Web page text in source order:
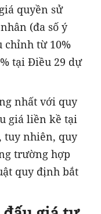
quyền sử
(đa số ý
chỉnh từ 10%
tại Điều 29 dự
nhất với quy
giá liền kề tại
tuy nhiên, quy
trường hợp
quy định bắt